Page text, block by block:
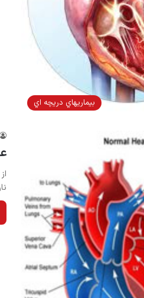
بيماريهاي دريچه اي